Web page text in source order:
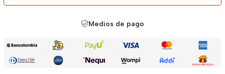
Medios de pago